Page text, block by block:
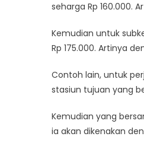
seharga Rp 160.000.
Kemudian untuk
Rp 175.000. Artinya
Contoh lain, untuk
stasiun tujuan yang
Kemudian yang
ia akan dikenakan